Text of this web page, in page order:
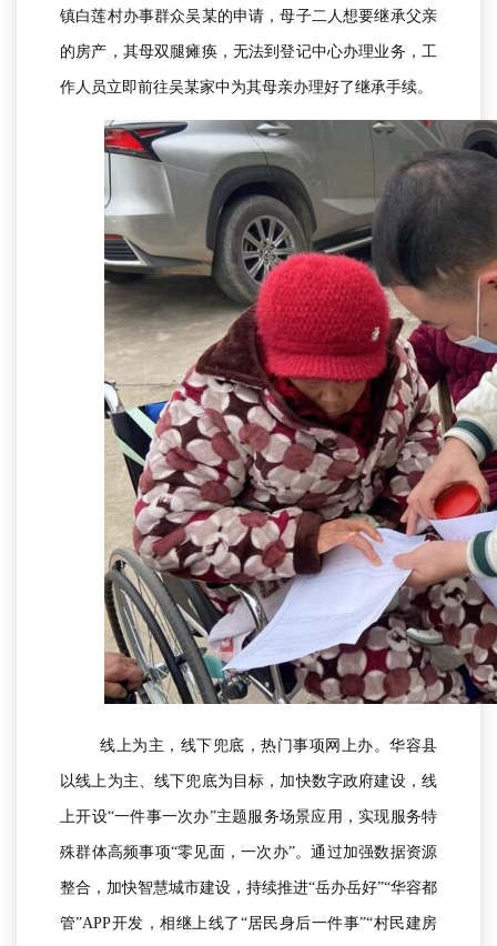
镇白莲村办事群众吴某的申请，母子二人想要继承父亲
的房产，其母双腿瘫痪，无法到登记中心办理业务，工
作人员立即前往吴某家中为其母亲办理好了继承手续。
线上为主，线下兜底，热门事项网上办。华容县
以线上为主、线下兜底为目标，加快数字政府建设，线
上开设“一件事一次办”主题服务场景应用，实现服务特
殊群体高频事项“零见面，一次办”。通过加强数据资源
整合，加快智慧城市建设，持续推进“岳办岳好”“华容都
管”APP开发，相继上线了“居民身后一件事”“村民建房